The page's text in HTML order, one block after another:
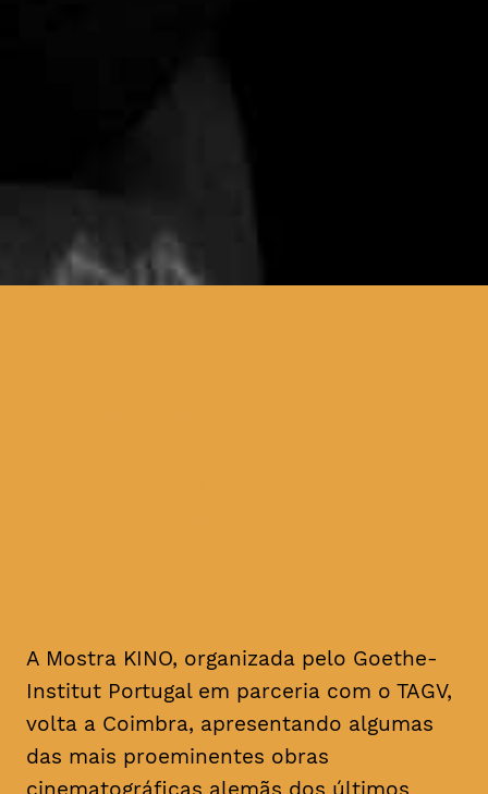
A Mostra KINO, organizada pelo Goethe-
Institut Portugal em parceria com o TAGV,
volta a Coimbra, apresentando algumas
das mais proeminentes obras